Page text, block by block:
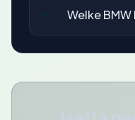
Welke